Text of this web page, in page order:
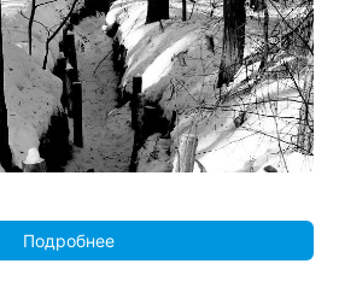
Подробнее